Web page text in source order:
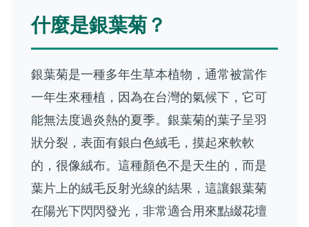
什麼是銀葉菊？
銀葉菊是一種多年生草本植物，通常被當作
一年生來種植，因為在台灣的氣候下，它可
能無法度過炎熱的夏季。銀葉菊的葉子呈羽
狀分裂，表面有銀白色絨毛，摸起來軟軟
的，很像絨布。這種顏色不是天生的，而是
葉片上的絨毛反射光線的結果，這讓銀葉菊
在陽光下閃閃發光，非常適合用來點綴花壇